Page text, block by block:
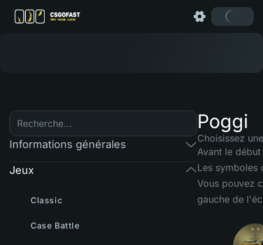
Informations générales
Jeux
Classic
Case Battle
Poggi
Choisissez
Avant le
Les symboles
Vous pouvez
gauche de